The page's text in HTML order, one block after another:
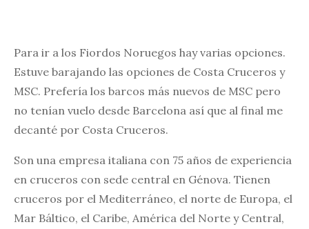
Para ir a los Fiordos Noruegos hay varias opciones.
Estuve barajando las opciones de Costa Cruceros y
MSC. Prefería los barcos más nuevos de MSC pero
no tenían vuelo desde Barcelona así que al final me
decanté por Costa Cruceros.
Son una empresa italiana con 75 años de experiencia
en cruceros con sede central en Génova. Tienen
cruceros por el Mediterráneo, el norte de Europa, el
Mar Báltico, el Caribe, América del Norte y Central,